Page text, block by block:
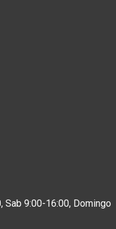
Sab 9:00-16:00, Domingo